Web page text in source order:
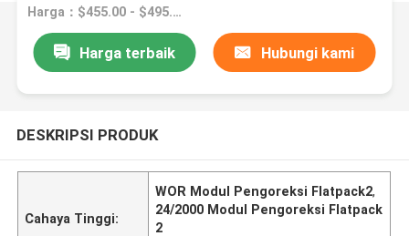
Harga：$455.00 - $495.50/pieces
Harga terbaik Hubungi kami
DESKRIPSI PRODUK
Cahaya Tinggi:
WOR Modul Pengoreksi Flatpack2,
24/2000 Modul Pengoreksi Flatpack
2